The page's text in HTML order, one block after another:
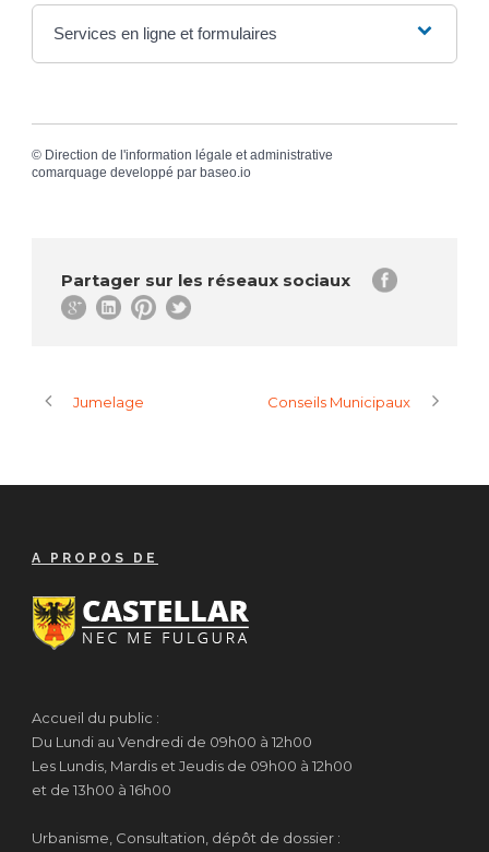
Services en ligne et formulaires
© Direction de l'information légale et administrative
comarquage developpé par baseo.io
Partager sur les réseaux sociaux
Jumelage Conseils Municipaux
A PROPOS DE
Accueil du public :
Du Lundi au Vendredi de 09h00 à 12h00
Les Lundis, Mardis et Jeudis de 09h00 à 12h00
et de 13h00 à 16h00
Urbanisme, Consultation, dépôt de dossier :